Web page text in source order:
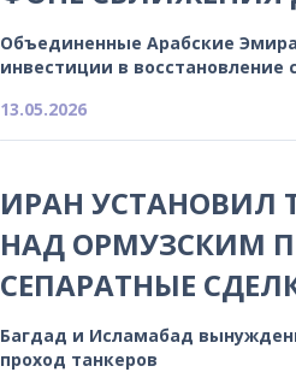
Объединенные Арабские
инвестиции в восстановление
13.05.2026
ИРАН УСТАНОВИЛ
НАД ОРМУЗСКИМ
СЕПАРАТНЫЕ
Багдад и Исламабад
проход танкеров